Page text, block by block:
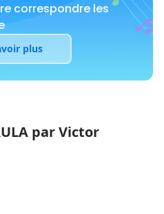
correspondre les
plus
par Victor